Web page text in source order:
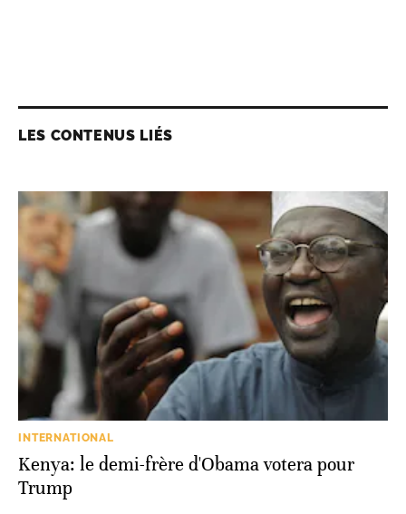
LES CONTENUS LIÉS
INTERNATIONAL
Kenya: le demi-frère d'Obama votera pour
Trump